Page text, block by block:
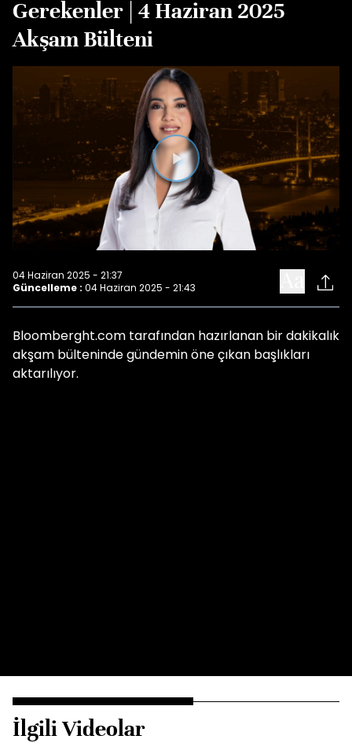
Gerekenler | 4 Haziran 2025
Akşam Bülteni
Videoyu
Oynat
04 Haziran 2025 - 21:37
Güncelleme : 04 Haziran 2025 - 21:43
Bloomberght.com tarafından hazırlanan bir dakikalık
akşam bülteninde gündemin öne çıkan başlıkları
aktarılıyor.
İlgili Videolar